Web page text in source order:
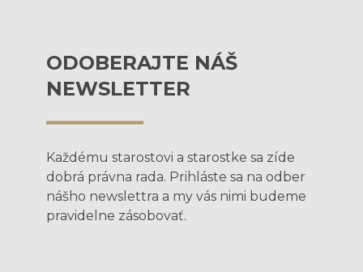
ODOBERAJTE NÁŠ
NEWSLETTER
Každému starostovi a starostke sa zíde
dobrá právna rada. Prihláste sa na odber
nášho newslettra a my vás nimi budeme
pravidelne zásobovať.